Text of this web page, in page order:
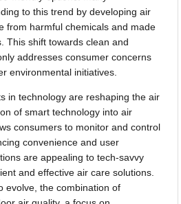
to this trend by developing air
from harmful chemicals and made
This shift towards clean and
addresses consumer concerns
environmental initiatives.
in technology are reshaping the air
of smart technology into air
consumers to monitor and control
convenience and user
are appealing to tech-savvy
and effective air care solutions.
evolve, the combination of